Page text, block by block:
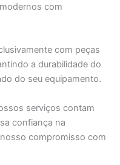
com
com peças
a durabilidade do
do seu equipamento.
serviços contam
confiança na
compromisso com